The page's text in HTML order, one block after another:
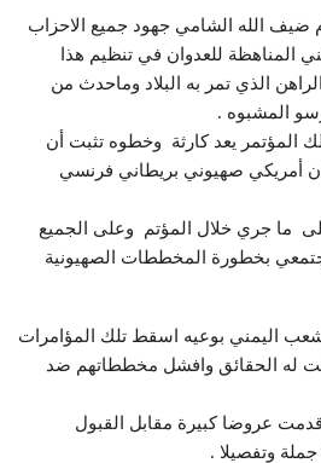
ضيف الله الشامي جهود جميع الاحزاب
المناهظة للعدوان في تنظيم هذا
الذي تمر به البلاد وماحدث من
المشبوه .
المؤتمر يعد كارثة وخطوه تثبت أن
أمريكي صهيوني بريطاني فرنسي
ما جري خلال المؤتم وعلى الجميع
بخطورة المخططات الصهيونية
اليمني بوعيه اسقط تلك المؤامرات
له الحقائق وافشل مخططاتهم ضد
عروضا كبيرة مقابل القبول
جملة وتفصيلا .